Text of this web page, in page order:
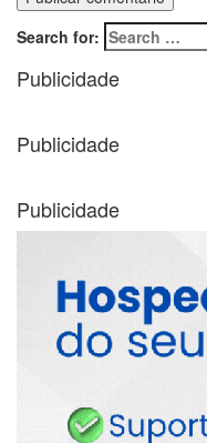
Search for:
Publicidade
Publicidade
Publicidade